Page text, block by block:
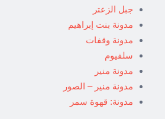
جبل الزعتر
مدونة بنت إبراهيم
مدونة وقفات
سلفيوم
مدونة منير
مدونة منير – الصور
مدونة: قهوة سمر